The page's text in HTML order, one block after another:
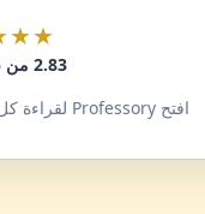
2.83 من 5 · 6 تقييم
افتح Professory لقراءة كل التقييمات ومشاركة تجربتك